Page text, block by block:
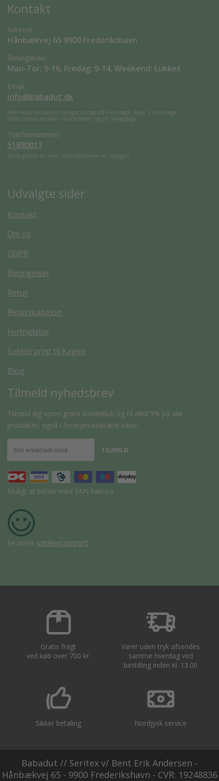
Kontakt
Adresse:
Hånbækvej 65 9900 Frederikshavn
Åbningstider:
Man-Tor: 9-16, Fredag: 9-14, Weekend: Lukket
Email:
info@babadut.dk
Alle mails besvares hurtigst muligt på hverdage. Max. 2 hverdage.
Mails besvares ikke i weekender og på helligdage.
Telefonnummer:
51880017
Skriv gerne en mail, hvis telefonen er optaget.
Udvalgte sider
Kontakt
Om os
GDPR
Betingelser
Retur
Returskabelon
Fortrydelse
Sukkerprint til Kagen
Blog
Tilmeld nyhedsbrev
Tilmeld dig vores gratis kundeklub og få altid 5% på alle
produkter, også i forvejen nedsatte varer.
Muligt at betale med EAN-faktura
Se vores smileyrapport
Gratis fragt
ved køb over 700 kr.
Varer uden tryk afsendes
samme hverdag ved
bestilling inden kl. 13.00
Sikker betaling Nordjysk service
Babadut // Seritex v/ Bent Erik Andersen -
Hånbækvej 65 - 9900 Frederikshavn - CVR: 19248836